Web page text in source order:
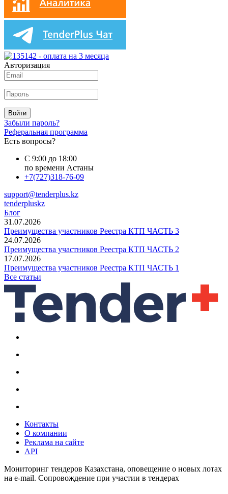
Авторизация
Войти
Забыли пароль?
Реферальная программа
Есть вопросы?
С 9:00 до 18:00
по времени Астаны
+7(727)318-76-09
support@tenderplus.kz
tenderpluskz
Блог
31.07.2026
Преимущества участников Реестра КТП ЧАСТЬ 3
24.07.2026
Преимущества участников Реестра КТП ЧАСТЬ 2
17.07.2026
Преимущества участников Реестра КТП ЧАСТЬ 1
Все статьи
Контакты
О компании
Реклама на сайте
API
Мониторинг тендеров Казахстана, оповещение о новых лотах
на e-mail. Сопровождение при участии в тендерах